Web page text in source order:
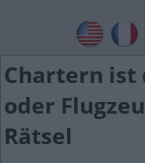
Chartern ist
oder
Rätsel